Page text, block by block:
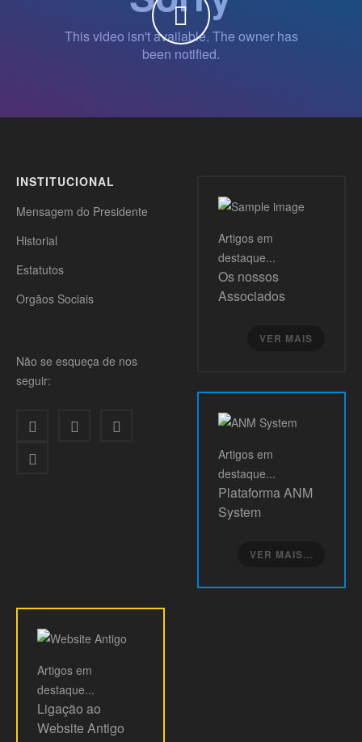
WATCH THE VIDEO
INSTITUCIONAL
Mensagem do Presidente
Historial
Estatutos
Orgãos Sociais
Não se esqueça de nos
seguir:
Artigos em
destaque...
Os nossos
Associados
VER MAIS
Artigos em
destaque...
Plataforma ANM
System
VER MAIS...
Artigos em
destaque...
Ligação ao
Website Antigo